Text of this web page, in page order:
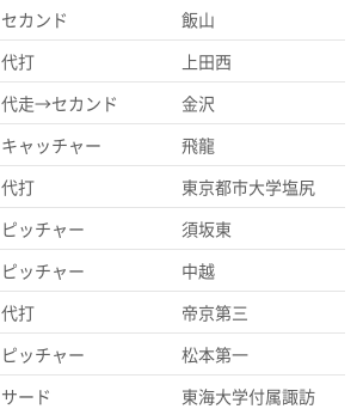
セカンド
飯山
代打
上田西
代走→セカンド
金沢
キャッチャー
飛龍
代打
東京都市大学塩尻
ピッチャー
須坂東
ピッチャー
中越
代打
帝京第三
ピッチャー
松本第一
サード
東海大学付属諏訪